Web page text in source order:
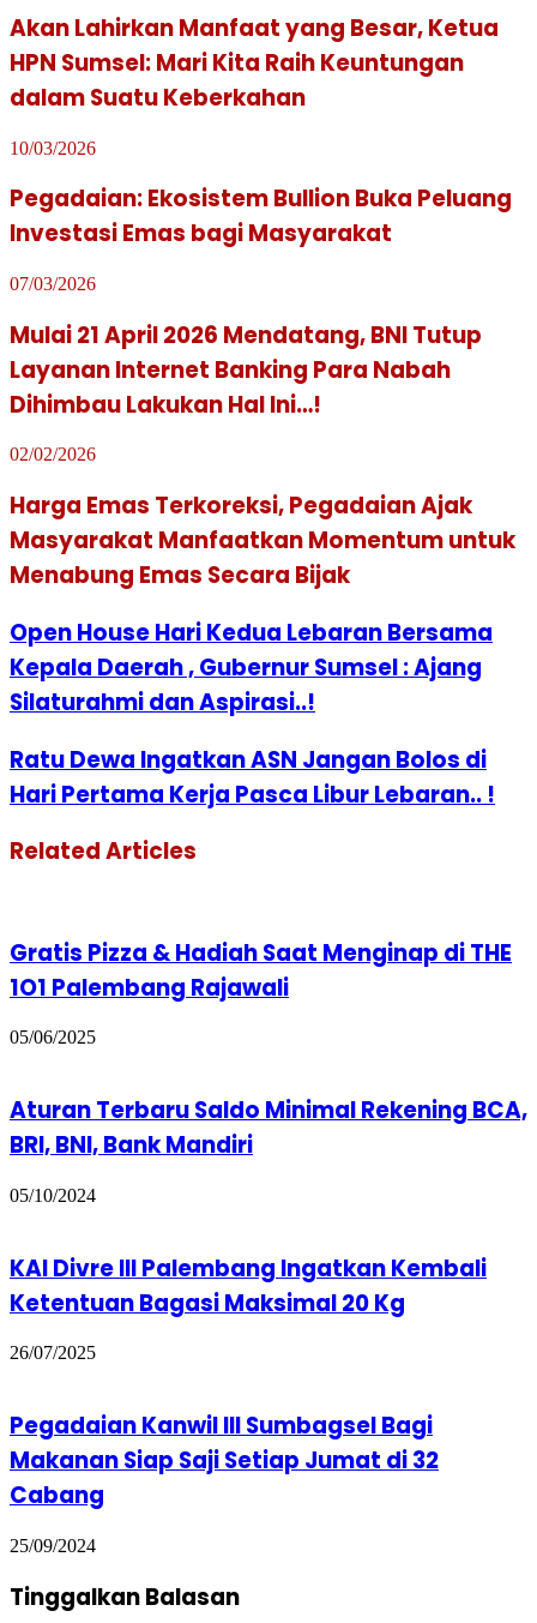
Akan Lahirkan Manfaat yang Besar, Ketua
HPN Sumsel: Mari Kita Raih Keuntungan
dalam Suatu Keberkahan
10/03/2026
Pegadaian: Ekosistem Bullion Buka Peluang
Investasi Emas bagi Masyarakat
07/03/2026
Mulai 21 April 2026 Mendatang, BNI Tutup
Layanan Internet Banking Para Nabah
Dihimbau Lakukan Hal Ini…!
02/02/2026
Harga Emas Terkoreksi, Pegadaian Ajak
Masyarakat Manfaatkan Momentum untuk
Menabung Emas Secara Bijak
Open House Hari Kedua Lebaran Bersama
Kepala Daerah , Gubernur Sumsel : Ajang
Silaturahmi dan Aspirasi..!
Ratu Dewa Ingatkan ASN Jangan Bolos di
Hari Pertama Kerja Pasca Libur Lebaran.. !
Related Articles
Gratis Pizza & Hadiah Saat Menginap di THE
1O1 Palembang Rajawali
05/06/2025
Aturan Terbaru Saldo Minimal Rekening BCA,
BRI, BNI, Bank Mandiri
05/10/2024
KAI Divre III Palembang Ingatkan Kembali
Ketentuan Bagasi Maksimal 20 Kg
26/07/2025
Pegadaian Kanwil III Sumbagsel Bagi
Makanan Siap Saji Setiap Jumat di 32
Cabang
25/09/2024
Tinggalkan Balasan